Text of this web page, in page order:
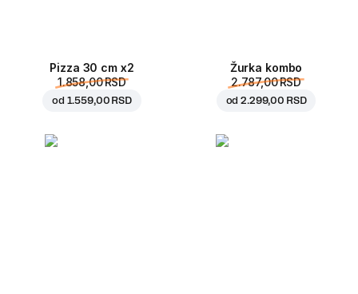
Pizza 30 cm x2
1.858,00 RSD
od 1.559,00 RSD
Žurka kombo
2.787,00 RSD
od2.299,00 RSD